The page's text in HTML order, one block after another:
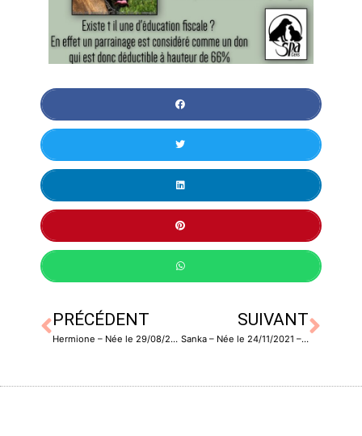
PRÉCÉDENT
Hermione – Née le 29/08/2021 – Stérilisée
SUIVANT
Sanka – Née le 24/11/2021 – Stérilisée – Catégorie 2